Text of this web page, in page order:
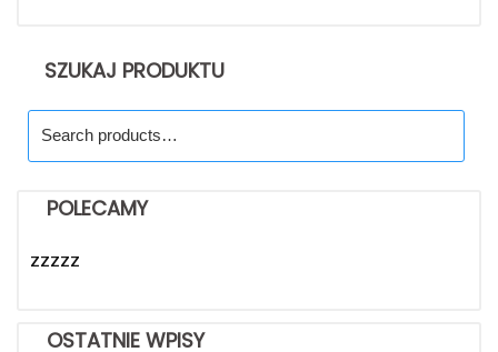
SZUKAJ PRODUKTU
for:
POLECAMY
zzzzz
OSTATNIE WPISY